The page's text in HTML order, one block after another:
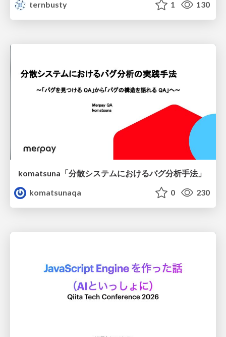
ternbusty
1 130
komatsuna「分散システムにおけるバグ分析手法」
komatsunaqa
0 230